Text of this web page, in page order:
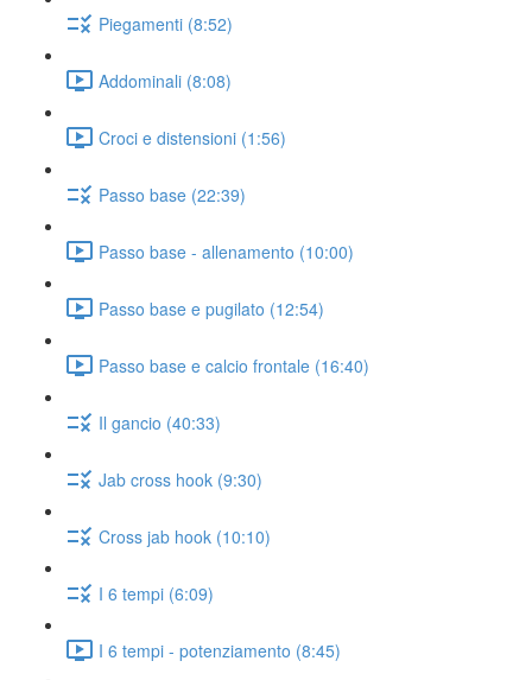
Piegamenti (8:52)
Addominali (8:08)
Croci e distensioni (1:56)
Passo base (22:39)
Passo base - allenamento (10:00)
Passo base e pugilato (12:54)
Passo base e calcio frontale (16:40)
Il gancio (40:33)
Jab cross hook (9:30)
Cross jab hook (10:10)
I 6 tempi (6:09)
I 6 tempi - potenziamento (8:45)